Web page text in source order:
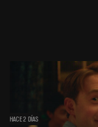
HACE 2 DÍAS